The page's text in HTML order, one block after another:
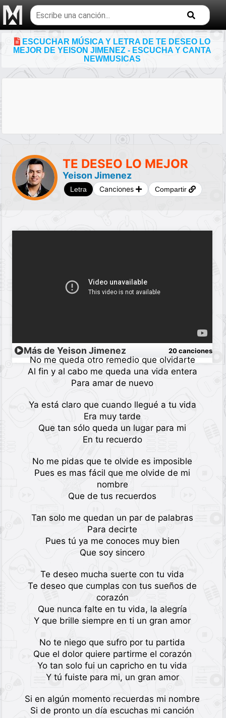
Buscar
temas
musicales
ESCUCHAR MÚSICA Y LETRA DE TE DESEO LO
MEJOR DE YEISON JIMENEZ - ESCUCHA Y CANTA
NEWMUSICAS
TE DESEO LO MEJOR
Yeison Jimenez
Letra Canciones Compartir
No me queda otro remedio que olvidarte
Al fin y al cabo me queda una vida entera
Para amar de nuevo
Ya está claro que cuando llegué a tu vida
Era muy tarde
Que tan sólo queda un lugar para mi
En tu recuerdo
No me pidas que te olvide es imposible
Pues es mas fácil que me olvide de mi
nombre
Que de tus recuerdos
Tan solo me quedan un par de palabras
Para decirte
Pues tú ya me conoces muy bien
Que soy sincero
Te deseo mucha suerte con tu vida
Te deseo que cumplas con tus sueños de
corazón
Que nunca falte en tu vida, la alegría
Y que brille siempre en ti un gran amor
No te niego que sufro por tu partida
Que el dolor quiere partirme el corazón
Yo tan solo fui un capricho en tu vida
Y tú fuiste para mi, un gran amor
Si en algún momento recuerdas mi nombre
Si de pronto un día escuchas mi canción
Más de Yeison Jimenez 20 canciones